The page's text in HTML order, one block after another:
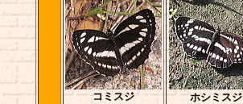
コミスジ ホシミスジ